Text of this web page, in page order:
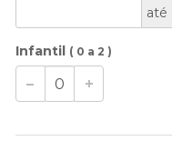
até
Infantil ( 0 a 2 )